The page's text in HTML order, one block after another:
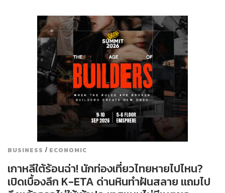
BUSINESS / ECONOMIC
เกาหลีใต้ร้อนฉ่า! นักท่องเที่ยวไทยหายไปไหน?
เปิดเบื้องลึก K-ETA ด่านหินทำฝันสลาย แถมไป